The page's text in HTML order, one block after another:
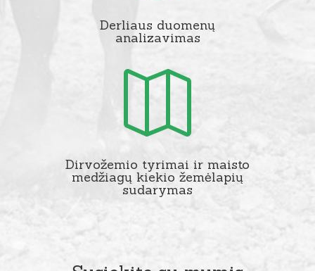
Derliaus duomenų
analizavimas

Dirvožemio tyrimai ir maisto
medžiagų kiekio žemėlapių
sudarymas